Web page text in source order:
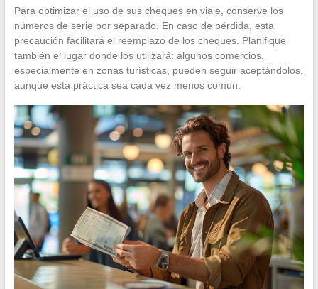
Para optimizar el uso de sus cheques en viaje, conserve los
números de serie por separado. En caso de pérdida, esta
precaución facilitará el reemplazo de los cheques. Planifique
también el lugar donde los utilizará: algunos comercios,
especialmente en zonas turísticas, pueden seguir aceptándolos,
aunque esta práctica sea cada vez menos común.